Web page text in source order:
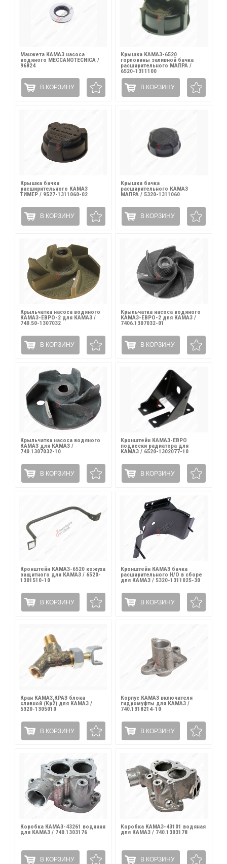
Манжета КАМАЗ насоса
водяного MECCANOTECNICA /
96824
В КОРЗИНУ
Крышка КАМАЗ-6520
горловины заливной бачка
расширительного МАПРА /
6520-1311100
В КОРЗИНУ
Крышка бачка
расширительного КАМАЗ
ТИМЕР / 9527-1311060-02
В КОРЗИНУ
Крышка бачка
расширительного КАМАЗ
МАПРА / 5320-1311060
В КОРЗИНУ
Крыльчатка насоса водяного
КАМАЗ-ЕВРО-2 для КАМАЗ /
740.50-1307032
В КОРЗИНУ
Крыльчатка насоса водяного
КАМАЗ-ЕВРО-2 для КАМАЗ /
7406.1307032-01
В КОРЗИНУ
Крыльчатка насоса водяного
КАМАЗ для КАМАЗ /
740.1307032-10
В КОРЗИНУ
Кронштейн КАМАЗ-ЕВРО
подвески радиатора для
КАМАЗ / 6520-1302077-10
В КОРЗИНУ
Кронштейн КАМАЗ-6520 кожуха
защитного для КАМАЗ / 6520-
1301510-10
В КОРЗИНУ
Кронштейн КАМАЗ бачка
расширительного Н/О в сборе
для КАМАЗ / 5320-1311025-30
В КОРЗИНУ
Кран КАМАЗ,КРАЗ блока
сливной (Кр2) для КАМАЗ /
5320-1305010
В КОРЗИНУ
Корпус КАМАЗ включателя
гидромуфты для КАМАЗ /
740.1318214-10
В КОРЗИНУ
Коробка КАМАЗ-43261 водяная
для КАМАЗ / 740.1303176
В КОРЗИНУ
Коробка КАМАЗ-43101 водяная
для КАМАЗ / 740.1303178
В КОРЗИНУ